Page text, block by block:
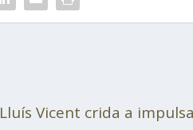
Lluís Vicent crida a